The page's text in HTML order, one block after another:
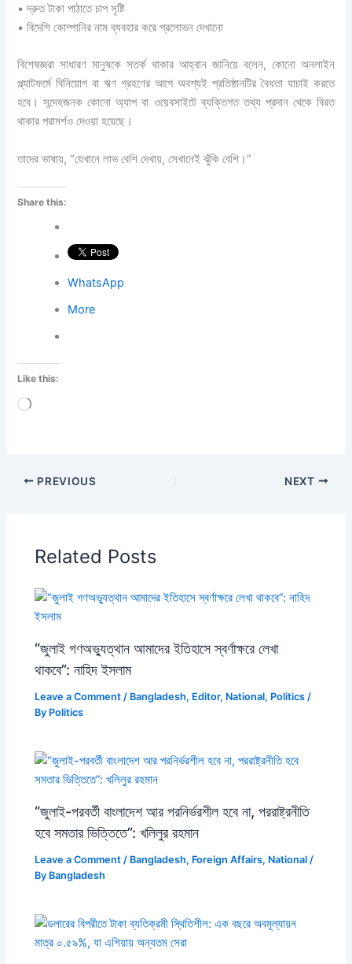
• দ্রুত টাকা পাঠাতে চাপ সৃষ্টি
• বিদেশি কোম্পানির নাম ব্যবহার করে প্রলোভন দেখানো
বিশেষজ্ঞরা সাধারণ মানুষকে সতর্ক থাকার আহ্বান জানিয়ে বলেন, কোনো অনলাইন
প্ল্যাটফর্মে বিনিয়োগ বা ঋণ গ্রহণের আগে অবশ্যই প্রতিষ্ঠানটির বৈধতা যাচাই করতে
হবে। সন্দেহজনক কোনো অ্যাপ বা ওয়েবসাইটে ব্যক্তিগত তথ্য প্রদান থেকে বিরত
থাকার পরামর্শও দেওয়া হয়েছে।
তাদের ভাষায়, “যেখানে লাভ বেশি দেখায়, সেখানেই ঝুঁকি বেশি।”
Share this:
WhatsApp
More
Like this:
Loading…
PREVIOUS NEXT
Related Posts
“জুলাই গণঅভ্যুত্থান আমাদের ইতিহাসে স্বর্ণাক্ষরে লেখা
থাকবে”: নাহিদ ইসলাম
Leave a Comment / Bangladesh, Editor, National, Politics /
By Politics
“জুলাই-পরবর্তী বাংলাদেশ আর পরনির্ভরশীল হবে না, পররাষ্ট্রনীতি
হবে সমতার ভিত্তিতে”: খলিলুর রহমান
Leave a Comment / Bangladesh, Foreign Affairs, National /
By Bangladesh